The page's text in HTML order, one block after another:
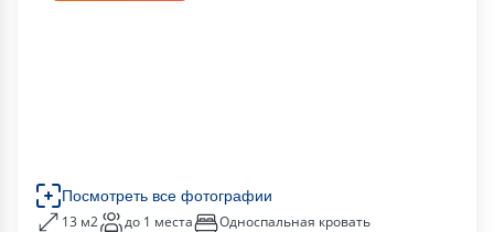
Посмотреть все фотографии
13 м2 до 1 места
Односпальная кровать